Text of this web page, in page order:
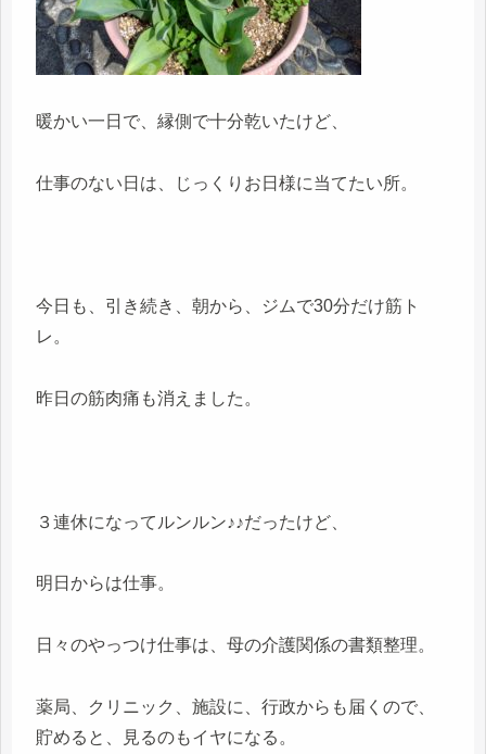
暖かい一日で、縁側で十分乾いたけど、
仕事のない日は、じっくりお日様に当てたい所。
今日も、引き続き、朝から、ジムで30分だけ筋ト
レ。
昨日の筋肉痛も消えました。
３連休になってルンルン♪♪だったけど、
明日からは仕事。
日々のやっつけ仕事は、母の介護関係の書類整理。
薬局、クリニック、施設に、行政からも届くので、
貯めると、見るのもイヤになる。